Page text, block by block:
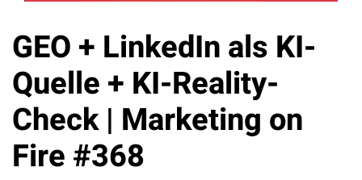
GEO + LinkedIn als KI-
Quelle + KI-Reality-
Check | Marketing on
Fire #368